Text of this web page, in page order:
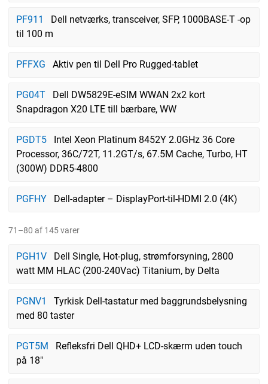
PF911
Dell netværks, transceiver, SFP, 1000BASE-T -op
til 100 m
PFFXG Aktiv pen til Dell Pro Rugged-tablet
PG04T
Dell DW5829E-eSIM WWAN 2x2 kort
Snapdragon X20 LTE till bærbare, WW
PGDT5
Intel Xeon Platinum 8452Y 2.0GHz 36 Core
Processor, 36C/72T, 11.2GT/s, 67.5M Cache, Turbo, HT
(300W) DDR5-4800
PGFHY Dell-adapter – DisplayPort-til-HDMI 2.0 (4K)
71–80 af 145 varer
PGH1V
Dell Single, Hot-plug, strømforsyning, 2800
watt MM HLAC (200-240Vac) Titanium, by Delta
PGNV1
Tyrkisk Dell-tastatur med baggrundsbelysning
med 80 taster
PGT5M
Refleksfri Dell QHD+ LCD-skærm uden touch
på 18"